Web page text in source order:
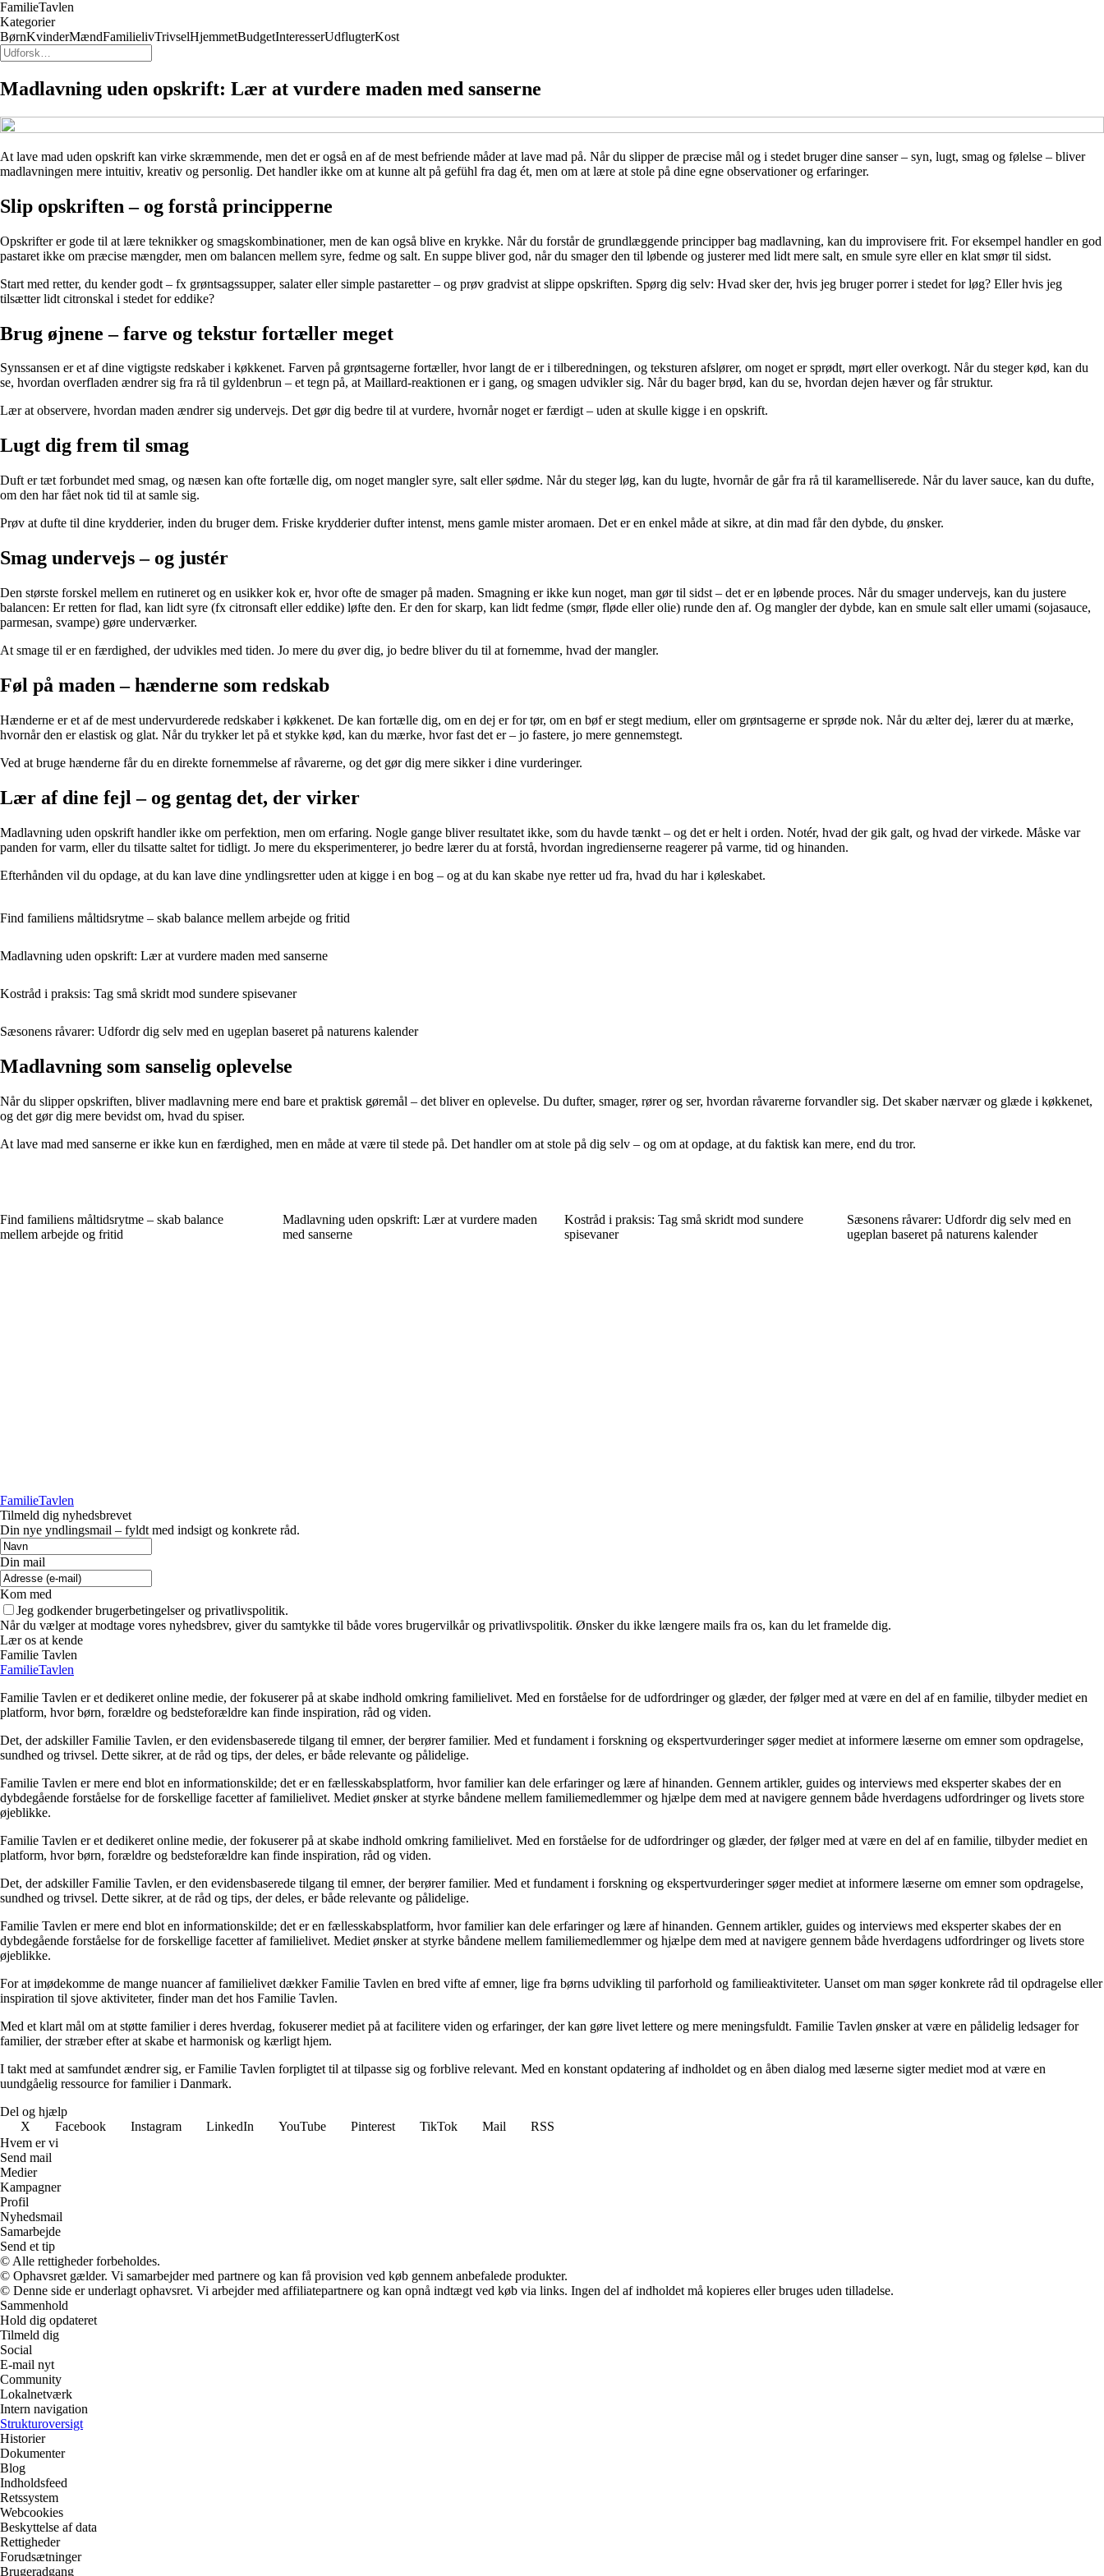
FamilieTavlen
Kategorier
BørnKvinderMændFamilielivTrivselHjemmetBudgetInteresserUdflugterKost
Madlavning uden opskrift: Lær at vurdere maden med sanserne
At lave mad uden opskrift kan virke skræmmende, men det er også en af de mest befriende måder at lave mad på. Når du slipper de præcise mål og i stedet bruger dine sanser – syn, lugt, smag og følelse – bliver
madlavningen mere intuitiv, kreativ og personlig. Det handler ikke om at kunne alt på gefühl fra dag ét, men om at lære at stole på dine egne observationer og erfaringer.
Slip opskriften – og forstå principperne
Opskrifter er gode til at lære teknikker og smagskombinationer, men de kan også blive en krykke. Når du forstår de grundlæggende principper bag madlavning, kan du improvisere frit. For eksempel handler en god
pastaret ikke om præcise mængder, men om balancen mellem syre, fedme og salt. En suppe bliver god, når du smager den til løbende og justerer med lidt mere salt, en smule syre eller en klat smør til sidst.
Start med retter, du kender godt – fx grøntsagssupper, salater eller simple pastaretter – og prøv gradvist at slippe opskriften. Spørg dig selv: Hvad sker der, hvis jeg bruger porrer i stedet for løg? Eller hvis jeg
tilsætter lidt citronskal i stedet for eddike?
Brug øjnene – farve og tekstur fortæller meget
Synssansen er et af dine vigtigste redskaber i køkkenet. Farven på grøntsagerne fortæller, hvor langt de er i tilberedningen, og teksturen afslører, om noget er sprødt, mørt eller overkogt. Når du steger kød, kan du
se, hvordan overfladen ændrer sig fra rå til gyldenbrun – et tegn på, at Maillard-reaktionen er i gang, og smagen udvikler sig. Når du bager brød, kan du se, hvordan dejen hæver og får struktur.
Lær at observere, hvordan maden ændrer sig undervejs. Det gør dig bedre til at vurdere, hvornår noget er færdigt – uden at skulle kigge i en opskrift.
Lugt dig frem til smag
Duft er tæt forbundet med smag, og næsen kan ofte fortælle dig, om noget mangler syre, salt eller sødme. Når du steger løg, kan du lugte, hvornår de går fra rå til karamelliserede. Når du laver sauce, kan du dufte,
om den har fået nok tid til at samle sig.
Prøv at dufte til dine krydderier, inden du bruger dem. Friske krydderier dufter intenst, mens gamle mister aromaen. Det er en enkel måde at sikre, at din mad får den dybde, du ønsker.
Smag undervejs – og justér
Den største forskel mellem en rutineret og en usikker kok er, hvor ofte de smager på maden. Smagning er ikke kun noget, man gør til sidst – det er en løbende proces. Når du smager undervejs, kan du justere
balancen: Er retten for flad, kan lidt syre (fx citronsaft eller eddike) løfte den. Er den for skarp, kan lidt fedme (smør, fløde eller olie) runde den af. Og mangler der dybde, kan en smule salt eller umami (sojasauce,
parmesan, svampe) gøre underværker.
At smage til er en færdighed, der udvikles med tiden. Jo mere du øver dig, jo bedre bliver du til at fornemme, hvad der mangler.
Føl på maden – hænderne som redskab
Hænderne er et af de mest undervurderede redskaber i køkkenet. De kan fortælle dig, om en dej er for tør, om en bøf er stegt medium, eller om grøntsagerne er sprøde nok. Når du ælter dej, lærer du at mærke,
hvornår den er elastisk og glat. Når du trykker let på et stykke kød, kan du mærke, hvor fast det er – jo fastere, jo mere gennemstegt.
Ved at bruge hænderne får du en direkte fornemmelse af råvarerne, og det gør dig mere sikker i dine vurderinger.
Lær af dine fejl – og gentag det, der virker
Madlavning uden opskrift handler ikke om perfektion, men om erfaring. Nogle gange bliver resultatet ikke, som du havde tænkt – og det er helt i orden. Notér, hvad der gik galt, og hvad der virkede. Måske var
panden for varm, eller du tilsatte saltet for tidligt. Jo mere du eksperimenterer, jo bedre lærer du at forstå, hvordan ingredienserne reagerer på varme, tid og hinanden.
Efterhånden vil du opdage, at du kan lave dine yndlingsretter uden at kigge i en bog – og at du kan skabe nye retter ud fra, hvad du har i køleskabet.
Find familiens måltidsrytme – skab balance mellem arbejde og fritid
Madlavning uden opskrift: Lær at vurdere maden med sanserne
Kostråd i praksis: Tag små skridt mod sundere spisevaner
Sæsonens råvarer: Udfordr dig selv med en ugeplan baseret på naturens kalender
Madlavning som sanselig oplevelse
Når du slipper opskriften, bliver madlavning mere end bare et praktisk gøremål – det bliver en oplevelse. Du dufter, smager, rører og ser, hvordan råvarerne forvandler sig. Det skaber nærvær og glæde i køkkenet,
og det gør dig mere bevidst om, hvad du spiser.
At lave mad med sanserne er ikke kun en færdighed, men en måde at være til stede på. Det handler om at stole på dig selv – og om at opdage, at du faktisk kan mere, end du tror.
Find familiens måltidsrytme – skab balance
mellem arbejde og fritid
Madlavning uden opskrift: Lær at vurdere maden
med sanserne
Kostråd i praksis: Tag små skridt mod sundere
spisevaner
Sæsonens råvarer: Udfordr dig selv med en
ugeplan baseret på naturens kalender
FamilieTavlen
Tilmeld dig nyhedsbrevet
Din nye yndlingsmail – fyldt med indsigt og konkrete råd.
Din mail
Kom med
Jeg godkender brugerbetingelser og privatlivspolitik.
Når du vælger at modtage vores nyhedsbrev, giver du samtykke til både vores brugervilkår og privatlivspolitik. Ønsker du ikke længere mails fra os, kan du let framelde dig.
Lær os at kende
Familie Tavlen
FamilieTavlen
Familie Tavlen er et dedikeret online medie, der fokuserer på at skabe indhold omkring familielivet. Med en forståelse for de udfordringer og glæder, der følger med at være en del af en familie, tilbyder mediet en
platform, hvor børn, forældre og bedsteforældre kan finde inspiration, råd og viden.
Det, der adskiller Familie Tavlen, er den evidensbaserede tilgang til emner, der berører familier. Med et fundament i forskning og ekspertvurderinger søger mediet at informere læserne om emner som opdragelse,
sundhed og trivsel. Dette sikrer, at de råd og tips, der deles, er både relevante og pålidelige.
Familie Tavlen er mere end blot en informationskilde; det er en fællesskabsplatform, hvor familier kan dele erfaringer og lære af hinanden. Gennem artikler, guides og interviews med eksperter skabes der en
dybdegående forståelse for de forskellige facetter af familielivet. Mediet ønsker at styrke båndene mellem familiemedlemmer og hjælpe dem med at navigere gennem både hverdagens udfordringer og livets store
øjeblikke.
Familie Tavlen er et dedikeret online medie, der fokuserer på at skabe indhold omkring familielivet. Med en forståelse for de udfordringer og glæder, der følger med at være en del af en familie, tilbyder mediet en
platform, hvor børn, forældre og bedsteforældre kan finde inspiration, råd og viden.
Det, der adskiller Familie Tavlen, er den evidensbaserede tilgang til emner, der berører familier. Med et fundament i forskning og ekspertvurderinger søger mediet at informere læserne om emner som opdragelse,
sundhed og trivsel. Dette sikrer, at de råd og tips, der deles, er både relevante og pålidelige.
Familie Tavlen er mere end blot en informationskilde; det er en fællesskabsplatform, hvor familier kan dele erfaringer og lære af hinanden. Gennem artikler, guides og interviews med eksperter skabes der en
dybdegående forståelse for de forskellige facetter af familielivet. Mediet ønsker at styrke båndene mellem familiemedlemmer og hjælpe dem med at navigere gennem både hverdagens udfordringer og livets store
øjeblikke.
For at imødekomme de mange nuancer af familielivet dækker Familie Tavlen en bred vifte af emner, lige fra børns udvikling til parforhold og familieaktiviteter. Uanset om man søger konkrete råd til opdragelse eller
inspiration til sjove aktiviteter, finder man det hos Familie Tavlen.
Med et klart mål om at støtte familier i deres hverdag, fokuserer mediet på at facilitere viden og erfaringer, der kan gøre livet lettere og mere meningsfuldt. Familie Tavlen ønsker at være en pålidelig ledsager for
familier, der stræber efter at skabe et harmonisk og kærligt hjem.
I takt med at samfundet ændrer sig, er Familie Tavlen forpligtet til at tilpasse sig og forblive relevant. Med en konstant opdatering af indholdet og en åben dialog med læserne sigter mediet mod at være en
uundgåelig ressource for familier i Danmark.
Del og hjælp
X
Facebook Instagram LinkedIn YouTube Pinterest TikTok Mail
RSS
Hvem er vi
Send mail
Medier
Kampagner
Profil
Nyhedsmail
Samarbejde
Send et tip
© Alle rettigheder forbeholdes.
© Ophavsret gælder. Vi samarbejder med partnere og kan få provision ved køb gennem anbefalede produkter.
© Denne side er underlagt ophavsret. Vi arbejder med affiliatepartnere og kan opnå indtægt ved køb via links. Ingen del af indholdet må kopieres eller bruges uden tilladelse.
Sammenhold
Hold dig opdateret
Tilmeld dig
Social
E-mail nyt
Community
Lokalnetværk
Intern navigation
Strukturoversigt
Historier
Dokumenter
Blog
Indholdsfeed
Retssystem
Webcookies
Beskyttelse af data
Rettigheder
Forudsætninger
Brugeradgang